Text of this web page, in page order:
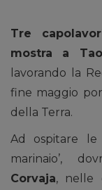
Tre
mostra a
lavorando la
fine maggio
della Terra.
Ad ospitare
marinaio’,
Corvaja, nelle